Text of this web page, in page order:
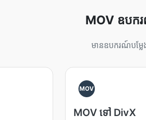
MOV ឧបក
មានឧបករណ៍បម្លែ
MOV
MOV ទៅ DivX